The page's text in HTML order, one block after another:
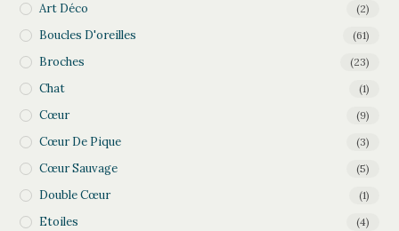
Art Déco (2)
Boucles D'oreilles (61)
Broches (23)
Chat (1)
Cœur (9)
Cœur De Pique (3)
Cœur Sauvage (5)
Double Cœur (1)
Etoiles (4)